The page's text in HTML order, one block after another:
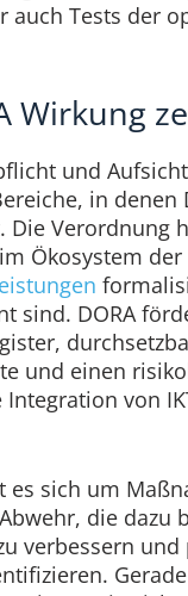
auch Tests der
Wirkung
und
in denen
Die Verordnung
Ökosystem der
sind. DORA
und einen
von
es sich um
die dazu
verbessern